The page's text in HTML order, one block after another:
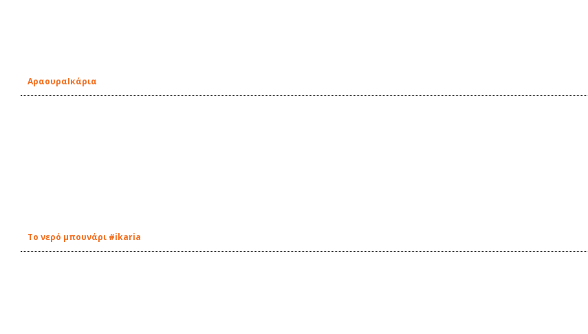
ΑραουραIκάρια
Tο νερό μπουνάρι #ikaria